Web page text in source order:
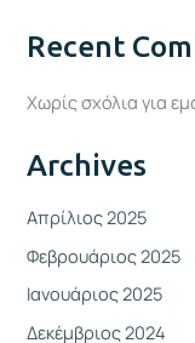
Recent
Χωρίς σχόλια για
Archives
Απρίλιος 2025
Φεβρουάριος 2025
Ιανουάριος 2025
Δεκέμβριος 2024